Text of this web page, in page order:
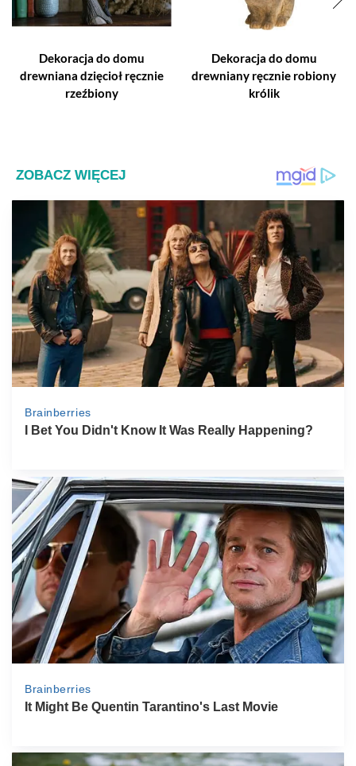
Dekoracja do domu
drewniana dzięcioł ręcznie
rzeźbiony
Dekoracja do domu
drewniany ręcznie robiony
królik